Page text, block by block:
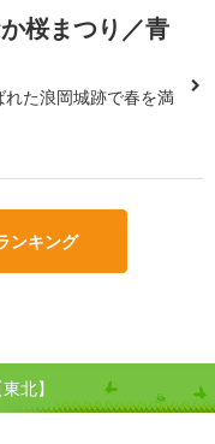
桜まつり／青
た浪岡城跡で春を満
ンキング
北】